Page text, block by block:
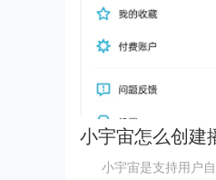
小宇宙怎么创建
创建播客方法
小宇宙是支持用户自